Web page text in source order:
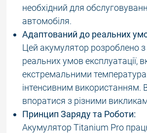
необхідний для
автомобіля.
Адаптований до реальних
Цей акумулятор розроблено
реальних умов експлуатації,
екстремальними
інтенсивним використанням.
впоратися з різними
Принцип Заряду та Роботи:
Акумулятор Titanium Pro